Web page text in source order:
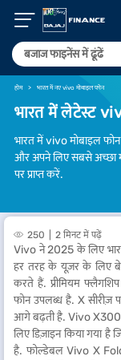
होम भारत में नए vivo मोबाइल फोन
भारत में लेटेस्ट
भारत में vivo मोबाइल
और अपने लिए सबसे अच्छा
पर प्राप्त करें.
250 2 मिनट में पढ़ें
Vivo ने 2025 के लिए
हर तरह के यूज़र के लिए
करते हैं. प्रीमियम
फोन उपलब्ध है. X सीरीज़
आगे बढ़ती है. Vivo X300
लिए डिज़ाइन किया गया है
है. फोल्डेबल Vivo X